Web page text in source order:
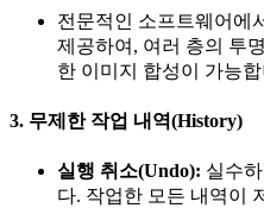
전문적인 소프트웨어에
제공하여, 여러 층의 투
한 이미지 합성이 가능
3. 무제한 작업 내역(History)
실행 취소(Undo): 실수
다. 작업한 모든 내역이